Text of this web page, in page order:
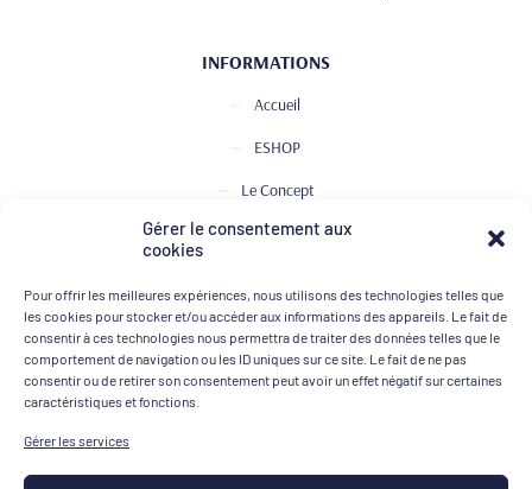
Gérer le consentement aux
cookies
Pour offrir les meilleures expériences, nous utilisons des technologies telles que
les cookies pour stocker et/ou accéder aux informations des appareils. Le fait de
consentir à ces technologies nous permettra de traiter des données telles que le
comportement de navigation ou les ID uniques sur ce site. Le fait de ne pas
consentir ou de retirer son consentement peut avoir un effet négatif sur certaines
caractéristiques et fonctions.
Gérer les services
INFORMATIONS
Accueil
ESHOP
Le Concept
Club de Dégustation
Contact
MOYENS DE PAIEMENT